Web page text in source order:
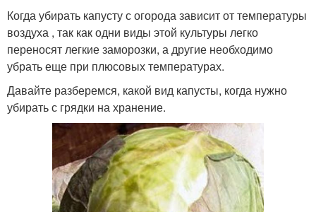
Когда убирать капусту с огорода зависит от температуры
воздуха , так как одни виды этой культуры легко
переносят легкие заморозки, а другие необходимо
убрать еще при плюсовых температурах.
Давайте разберемся, какой вид капусты, когда нужно
убирать с грядки на хранение.